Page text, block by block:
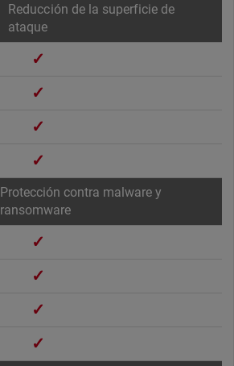
Reducción de la superficie de
ataque
✓
✓
✓
✓
Protección contra malware y
ransomware
✓
✓
✓
✓